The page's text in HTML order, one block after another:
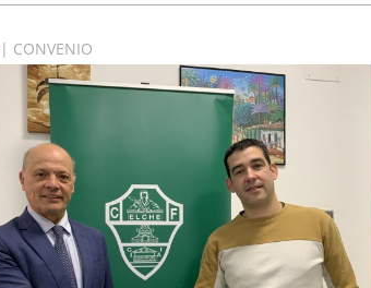
| CONVENIO